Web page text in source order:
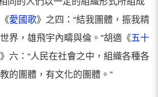
愛國歌》之四：“結我團體，振我精
界，雄飛宇內疇與倫。”胡適《五十
》六：“人民在社會之中，組織各種各
的團體，有文化的團體。”